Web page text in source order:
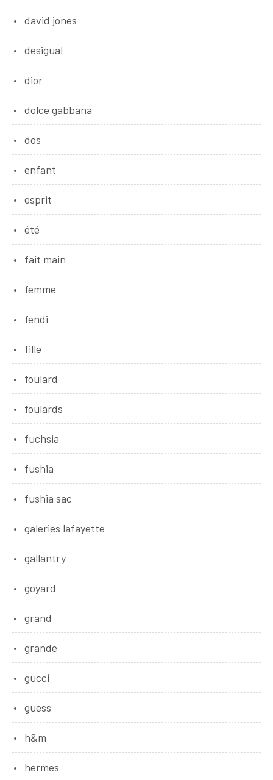
david jones
desigual
dior
dolce gabbana
dos
enfant
esprit
été
fait main
femme
fendi
fille
foulard
foulards
fuchsia
fushia
fushia sac
galeries lafayette
gallantry
goyard
grand
grande
gucci
guess
h&m
hermes